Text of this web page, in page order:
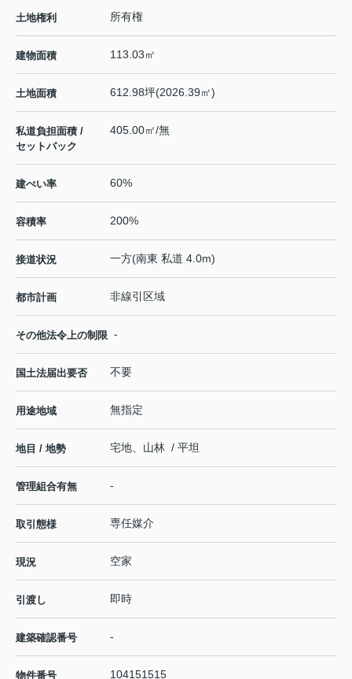
土地権利 所有権
建物面積 113.03㎡
土地面積 612.98坪(2026.39㎡)
私道負担面積 /
セットバック
405.00㎡/無
建ぺい率 60%
容積率 200%
接道状況 一方(南東 私道 4.0m)
都市計画 非線引区域
その他法令上の制限 -
国土法届出要否 不要
用途地域 無指定
地目 / 地勢 宅地、山林 / 平坦
管理組合有無 -
取引態様 専任媒介
現況 空家
引渡し 即時
建築確認番号 -
物件番号 104151515